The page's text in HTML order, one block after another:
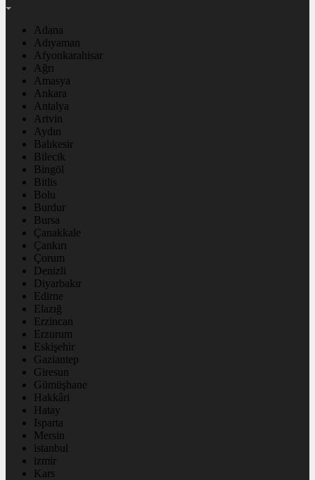
Adana
Adıyaman
Afyonkarahisar
Ağrı
Amasya
Ankara
Antalya
Artvin
Aydın
Balıkesir
Bilecik
Bingöl
Bitlis
Bolu
Burdur
Bursa
Çanakkale
Çankırı
Çorum
Denizli
Diyarbakır
Edirne
Elazığ
Erzincan
Erzurum
Eskişehir
Gaziantep
Giresun
Gümüşhane
Hakkâri
Hatay
Isparta
Mersin
istanbul
izmir
Kars